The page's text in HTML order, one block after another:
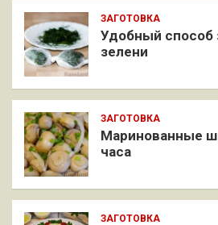
ЗАГОТОВКА
Удобный способ
зелени
ЗАГОТОВКА
Маринованные
часа
ЗАГОТОВКА